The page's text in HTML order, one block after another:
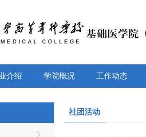
介绍 学院概况 工作动态
社团活动